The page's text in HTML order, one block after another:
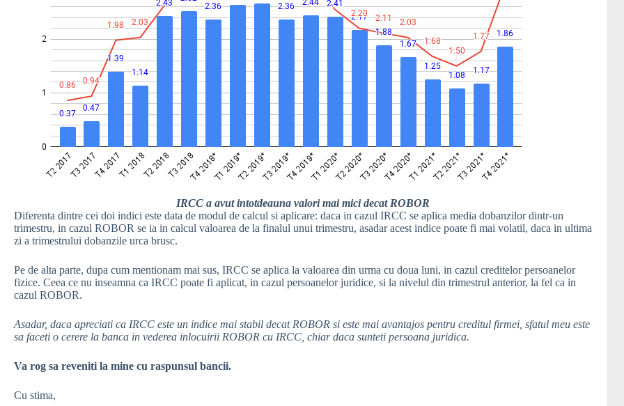
IRCC a avut intotdeauna valori mai mici decat ROBOR
Diferenta dintre cei doi indici este data de modul de calcul si aplicare: daca in cazul IRCC se aplica media dobanzilor dintr-un
trimestru, in cazul ROBOR se ia in calcul valoarea de la finalul unui trimestru, asadar acest indice poate fi mai volatil, daca in ultima
zi a trimestrului dobanzile urca brusc.
Pe de alta parte, dupa cum mentionam mai sus, IRCC se aplica la valoarea din urma cu doua luni, in cazul creditelor persoanelor
fizice. Ceea ce nu inseamna ca IRCC poate fi aplicat, in cazul persoanelor juridice, si la nivelul din trimestrul anterior, la fel ca in
cazul ROBOR.
Asadar, daca apreciati ca IRCC este un indice mai stabil decat ROBOR si este mai avantajos pentru creditul firmei, sfatul meu este
sa faceti o cerere la banca in vederea inlocuirii ROBOR cu IRCC, chiar daca sunteti persoana juridica.
Va rog sa reveniti la mine cu raspunsul bancii.
Cu stima,